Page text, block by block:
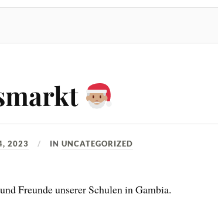
2023 INUNCATEGORIZED
Freunde unserer Schulen in Gambia.